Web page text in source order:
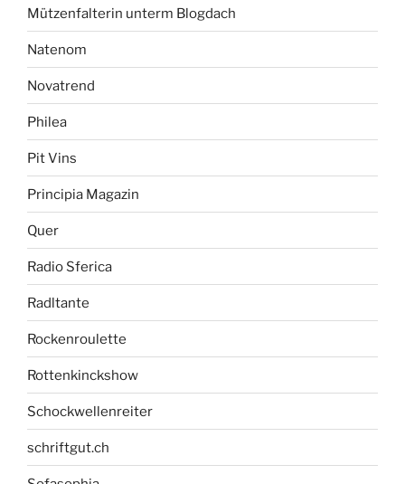
Mützenfalterin unterm Blogdach
Natenom
Novatrend
Philea
Pit Vins
Principia Magazin
Quer
Radio Sferica
Radltante
Rockenroulette
Rottenkinckshow
Schockwellenreiter
schriftgut.ch